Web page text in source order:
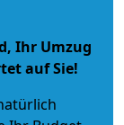
Ihr Umzug
auf Sie!